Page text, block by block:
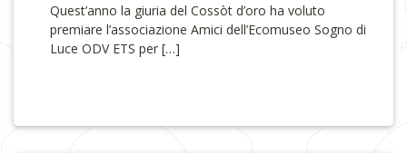
Quest’anno la giuria del Cossòt d’oro ha voluto
premiare l’associazione Amici dell’Ecomuseo Sogno di
Luce ODV ETS per […]